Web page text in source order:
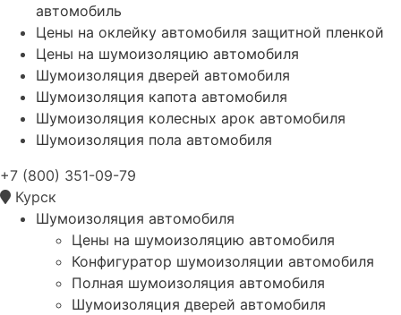
автомобиль
Цены на оклейку автомобиля защитной пленкой
Цены на шумоизоляцию автомобиля
Шумоизоляция дверей автомобиля
Шумоизоляция капота автомобиля
Шумоизоляция колесных арок автомобиля
Шумоизоляция пола автомобиля
+7 (800) 351-09-79
Курск
Шумоизоляция автомобиля
Цены на шумоизоляцию автомобиля
Конфигуратор шумоизоляции автомобиля
Полная шумоизоляция автомобиля
Шумоизоляция дверей автомобиля